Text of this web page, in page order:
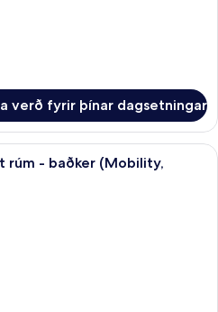
verð fyrir þínar dagsetningar
Rúmföt af bestu gerð, dúnsængur,
rúm - baðker (Mobility,